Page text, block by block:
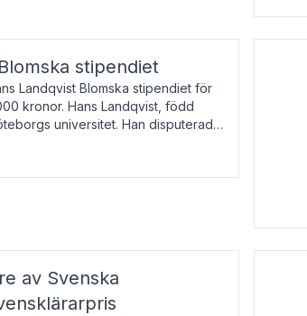
stipendiet
Landqvist Blomska stipendiet för
kronor. Hans Landqvist, född
universitet. Han disputerade
av Svenska